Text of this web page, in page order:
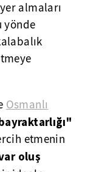
almaları
yönde
Osmanlı
etmenin
oluş